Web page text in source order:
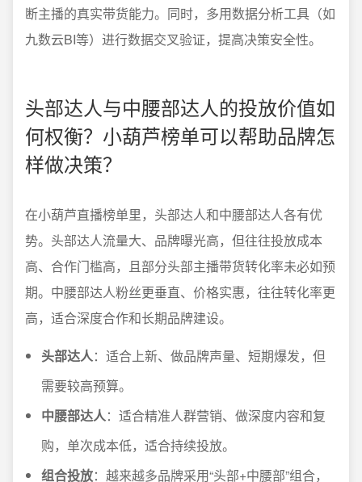
断主播的真实带货能力。同时，多用数据分析工具（如
九数云BI等）进行数据交叉验证，提高决策安全性。
头部达人与中腰部达人的投放价值如
何权衡？小葫芦榜单可以帮助品牌怎
样做决策？
在小葫芦直播榜单里，头部达人和中腰部达人各有优
势。头部达人流量大、品牌曝光高，但往往投放成本
高、合作门槛高，且部分头部主播带货转化率未必如预
期。中腰部达人粉丝更垂直、价格实惠，往往转化率更
高，适合深度合作和长期品牌建设。
头部达人：适合上新、做品牌声量、短期爆发，但
需要较高预算。
中腰部达人：适合精准人群营销、做深度内容和复
购，单次成本低，适合持续投放。
组合投放：越来越多品牌采用“头部+中腰部”组合，